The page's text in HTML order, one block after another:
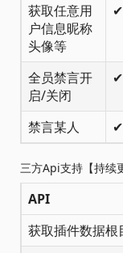
获取任意用
户信息昵称
头像等
✔
全员禁言开
启/关闭
✔
禁言某人 ✔
三方Api支持【持续
API
获取插件数据根